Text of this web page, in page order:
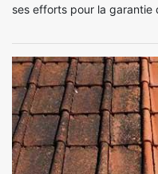
ses efforts pour la garantie